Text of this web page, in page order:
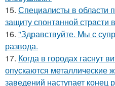
15. Специалисты в области
защиту спонтанной страсти
16. "Здравствуйте. Mы с
развода.
17. Когда в городах гаснут
опускаются металлические
заведений наступает конец